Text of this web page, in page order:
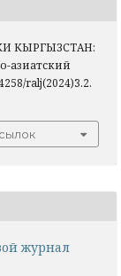
КЫРГЫЗСТАН:
азиатский
ralj(2024)3.2.
журнал